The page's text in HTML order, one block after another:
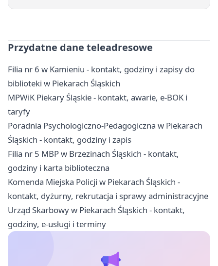
Przydatne dane teleadresowe
Filia nr 6 w Kamieniu - kontakt, godziny i zapisy do
biblioteki w Piekarach Śląskich
MPWiK Piekary Śląskie - kontakt, awarie, e-BOK i
taryfy
Poradnia Psychologiczno-Pedagogiczna w Piekarach
Śląskich - kontakt, godziny i zapis
Filia nr 5 MBP w Brzezinach Śląskich - kontakt,
godziny i karta biblioteczna
Komenda Miejska Policji w Piekarach Śląskich -
kontakt, dyżurny, rekrutacja i sprawy administracyjne
Urząd Skarbowy w Piekarach Śląskich - kontakt,
godziny, e-usługi i terminy